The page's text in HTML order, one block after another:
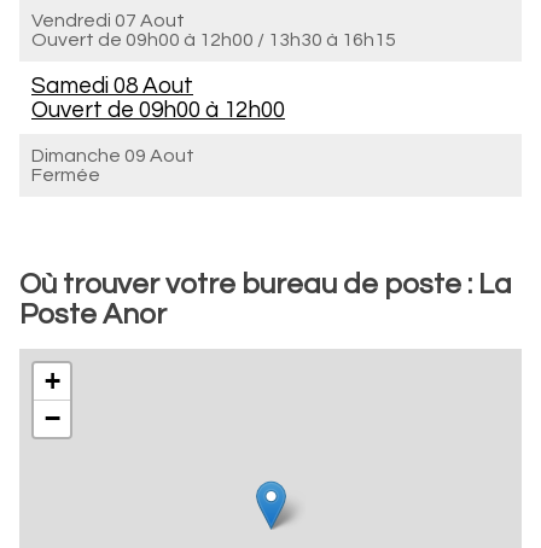
Vendredi 07 Aout
Ouvert de 09h00 à 12h00 / 13h30 à 16h15
Samedi 08 Aout
Ouvert de 09h00 à 12h00
Dimanche 09 Aout
Fermée
Où trouver votre bureau de poste : La
Poste Anor
+
−